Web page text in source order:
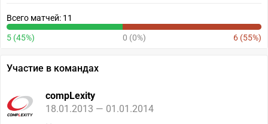
Всего матчей: 11
5 (45%) 0 (0%) 6 (55%)
Участие в командах
compLexity
18.01.2013 — 01.01.2014